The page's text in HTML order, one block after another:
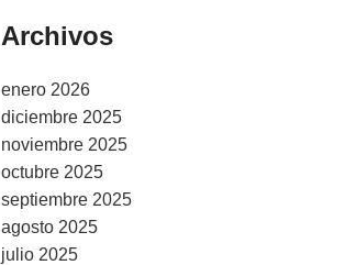
Archivos
enero 2026
diciembre 2025
noviembre 2025
octubre 2025
septiembre 2025
agosto 2025
julio 2025